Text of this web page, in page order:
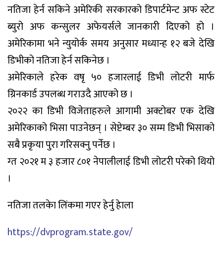
नतिजा हेर्न सकिने अमेरिकी सरकारको डिपार्टमेन्ट अफ स्टेट
ब्युरो अफ कन्सुलर अफेयर्सले जानकारी दिएको हो ।
अमेरिकामा भने न्युयोर्क समय अनुसार मध्यान्ह १२ बजे देखि
डिभीको नतिजा हेर्न सकिनेछ ।
अमेरिकाले हरेक वषृ ५० हजारलाई डिभी लोटरी मार्फ
ग्रिनकार्ड उपलब्ध गराउदै आएको छ ।
२०२२ का डिभी विजेताहरुले आगामी अक्टोबर एक देखि
अमेरिकाको भिसा पाउनेछन् । सेप्टेम्बर ३० सम्म डिभी भिसाको
सबै प्रकृया पुरा गरिसक्नु पर्नेछ ।
ग्त २०२१ म ३ हजार ८०१ नेपालीलाई डिभी लोटरी परेको थियो
।
नतिजा तलकेा लिंकमा गएर हेर्नु हेाला
https://dvprogram.state.gov/